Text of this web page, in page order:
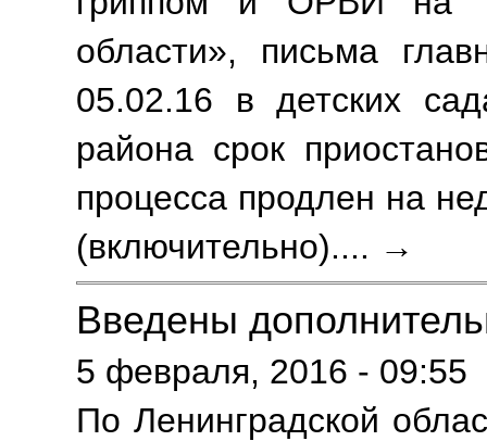
области», письма
05.02.16 в детских
района срок
процесса продлен на
(включительно).... →
Введены
5 февраля, 2016 - 09:55
По Ленинградской